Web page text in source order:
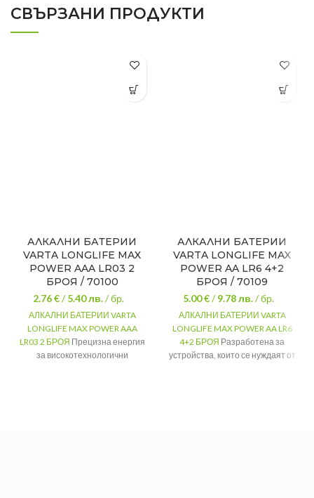
СВЪРЗАНИ ПРОДУКТИ
АЛКАЛНИ БАТЕРИИ
VARTA LONGLIFE MAX
POWER AAA LR03 2
БРОЯ / 70100
2.76 €/5.40лв./ бр.
АЛКАЛНИ БАТЕРИИ VARTA
LONGLIFE MAX POWER AAA
LR03 2 БРОЯ Прецизна енергия
за високотехнологични
АЛКАЛНИ БАТЕРИИ
VARTA LONGLIFE MAX
POWER AA LR6 4+2
БРОЯ / 70109
5.00 €/9.78лв./ бр.
АЛКАЛНИ БАТЕРИИ VARTA
LONGLIFE MAX POWER AA LR6
4+2 БРОЯ Разработена за
устройства, които се нуждаят от